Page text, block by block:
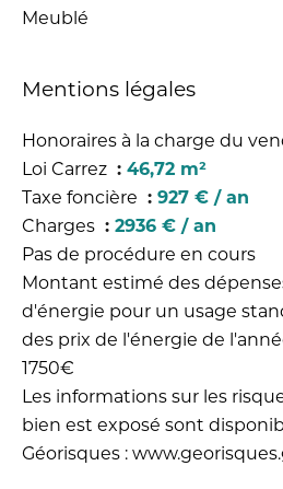
Meublé
Mentions légales
Honoraires à la charge du
Loi Carrez
46,72 m²
Taxe foncière
927 € / an
Charges
2936 € / an
Pas de procédure en cours
Montant estimé des
d'énergie pour un usage
des prix de l'énergie de
1750€
Les informations sur les
bien est exposé sont
Géorisques :